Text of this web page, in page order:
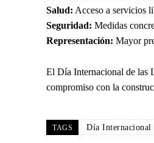
Salud: Acceso a servicios
Seguridad: Medidas
Representación: Mayor
El Día Internacional de las
compromiso con la
TAGS Día Internacional